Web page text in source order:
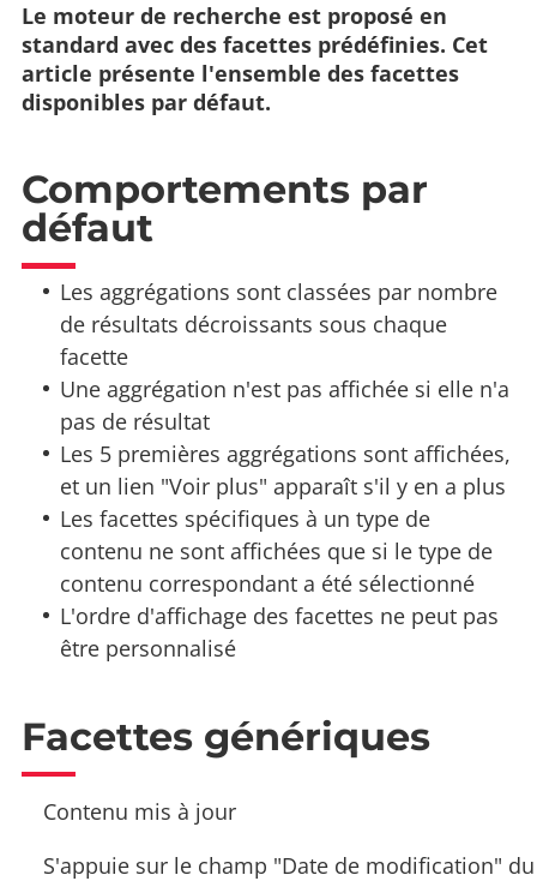
Le moteur de recherche est proposé en
standard avec des facettes prédéfinies. Cet
article présente l'ensemble des facettes
disponibles par défaut.
Comportements par
défaut
Les aggrégations sont classées par nombre
de résultats décroissants sous chaque
facette
Une aggrégation n'est pas affichée si elle n'a
pas de résultat
Les 5 premières aggrégations sont affichées,
et un lien "Voir plus" apparaît s'il y en a plus
Les facettes spécifiques à un type de
contenu ne sont affichées que si le type de
contenu correspondant a été sélectionné
L'ordre d'affichage des facettes ne peut pas
être personnalisé
Facettes génériques
Contenu mis à jour
S'appuie sur le champ "Date de modification" du